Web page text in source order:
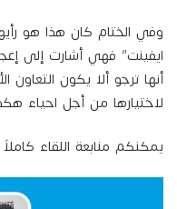
وفي الختام كان هذا هو
ايفينت” فهي أشارت إلى
أنها ترجو ألا يكون التعاون
لاختيارها من أجل احياء
يمكنكم منابعة اللقاء